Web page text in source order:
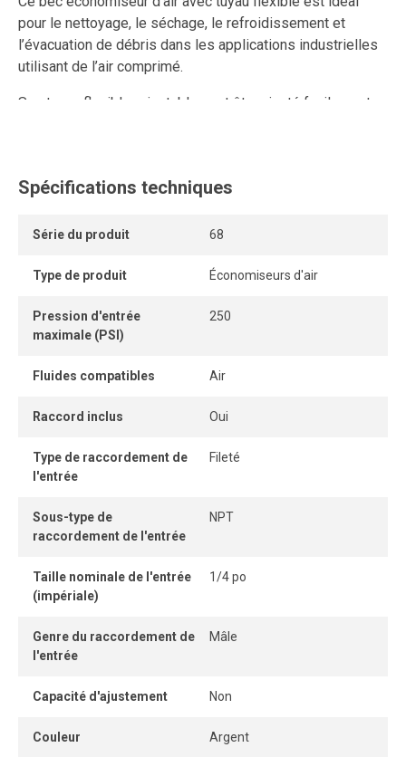
pour le nettoyage, le séchage, le refroidissement et
l’évacuation de débris dans les applications industrielles
utilisant de l’air comprimé.
Son tuyau flexible orientable peut être ajusté facilement
puissance et contrôle, tout en assurant une utilisation
sécuritaire, économique et sans entretien. Il constitue une
solution polyvalente pour les opérations de nettoyage, de
précision.
Spécifications techniques
Série du produit 68
Type de produit Économiseurs d'air
Pression d'entrée
maximale (PSI)
250
Fluides compatibles Air
Raccord inclus Oui
Type de raccordement de
l'entrée
Fileté
Sous-type de
raccordement de l'entrée
NPT
Taille nominale de l'entrée
(impériale)
1/4 po
Genre du raccordement de
l'entrée
Mâle
Capacité d'ajustement Non
Couleur Argent